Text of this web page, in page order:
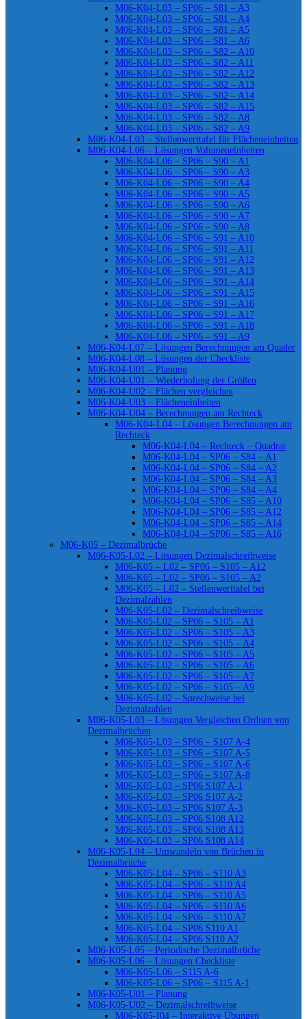
M06-K04-L03 – SP06 – S81 – A3
M06-K04-L03 – SP06 – S81 – A4
M06-K04-L03 – SP06 – S81 – A5
M06-K04-L03 – SP06 – S81 – A6
M06-K04-L03 – SP06 – S82 – A10
M06-K04-L03 – SP06 – S82 – A11
M06-K04-L03 – SP06 – S82 – A12
M06-K04-L03 – SP06 – S82 – A13
M06-K04-L03 – SP06 – S82 – A14
M06-K04-L03 – SP06 – S82 – A15
M06-K04-L03 – SP06 – S82 – A8
M06-K04-L03 – SP06 – S82 – A9
M06-K04-L03 – Stellenwerttafel für Flächeneinheiten
M06-K04-L06 – Lösungen Volumeneinheiten
M06-K04-L06 – SP06 – S90 – A1
M06-K04-L06 – SP06 – S90 – A3
M06-K04-L06 – SP06 – S90 – A4
M06-K04-L06 – SP06 – S90 – A5
M06-K04-L06 – SP06 – S90 – A6
M06-K04-L06 – SP06 – S90 – A7
M06-K04-L06 – SP06 – S90 – A8
M06-K04-L06 – SP06 – S91 – A10
M06-K04-L06 – SP06 – S91 – A11
M06-K04-L06 – SP06 – S91 – A12
M06-K04-L06 – SP06 – S91 – A13
M06-K04-L06 – SP06 – S91 – A14
M06-K04-L06 – SP06 – S91 – A15
M06-K04-L06 – SP06 – S91 – A16
M06-K04-L06 – SP06 – S91 – A17
M06-K04-L06 – SP06 – S91 – A18
M06-K04-L06 – SP06 – S91 – A9
M06-K04-L07 – Lösungen Berechnungen am Quader
M06-K04-L08 – Lösungen der Checkliste
M06-K04-U01 – Planung
M06-K04-U01 – Wiederholung der Größen
M06-K04-U02 – Flächen vergleichen
M06-K04-U03 – Flächeneinheiten
M06-K04-U04 – Berechnungen am Rechteck
M06-K04-L04 – Lösungen Berechnungen am
Rechteck
M06-K04-L04 – Rechteck – Quadrat
M06-K04-L04 – SP06 – S84 – A1
M06-K04-L04 – SP06 – S84 – A2
M06-K04-L04 – SP06 – S84 – A3
M06-K04-L04 – SP06 – S84 – A4
M06-K04-L04 – SP06 – S85 – A10
M06-K04-L04 – SP06 – S85 – A12
M06-K04-L04 – SP06 – S85 – A14
M06-K04-L04 – SP06 – S85 – A16
M06-K05 – Dezimalbrüche
M06-K05-L02 – Lösungen Dezimalschreibweise
M06-K05 – L02 – SP06 – S105 – A12
M06-K05 – L02 – SP06 – S105 – A2
M06-K05 – L02 – Stellenwerttafel bei
Dezimalzahlen
M06-K05-L02 – Dezimalschreibweise
M06-K05-L02 – SP06 – S105 – A1
M06-K05-L02 – SP06 – S105 – A3
M06-K05-L02 – SP06 – S105 – A4
M06-K05-L02 – SP06 – S105 – A5
M06-K05-L02 – SP06 – S105 – A6
M06-K05-L02 – SP06 – S105 – A7
M06-K05-L02 – SP06 – S105 – A9
M06-K05-L02 – Sprechweise bei
Dezimalzahlen
M06-K05-L03 – Lösungen Vergleichen Ordnen von
Dezimalbrüchen
M06-K05-L03 – SP06 – S107 A-4
M06-K05-L03 – SP06 – S107 A-5
M06-K05-L03 – SP06 – S107 A-6
M06-K05-L03 – SP06 – S107 A-8
M06-K05-L03 – SP06 S107 A-1
M06-K05-L03 – SP06 S107 A-2
M06-K05-L03 – SP06 S107 A-3
M06-K05-L03 – SP06 S108 A12
M06-K05-L03 – SP06 S108 A13
M06-K05-L03 – SP06 S108 A14
M06-K05-L04 – Umwandeln von Brüchen in
Dezimalbrüche
M06-K05-L04 – SP06 – S110 A3
M06-K05-L04 – SP06 – S110 A4
M06-K05-L04 – SP06 – S110 A5
M06-K05-L04 – SP06 – S110 A6
M06-K05-L04 – SP06 – S110 A7
M06-K05-L04 – SP06 S110 A1
M06-K05-L04 – SP06 S110 A2
M06-K05-L05 – Periodische Dezimalbrüche
M06-K05-L06 – Lösungen Checkliste
M06-K05-L06 – S115 A-6
M06-K05-L06 – SP06 – S115 A-1
M06-K05-U01 – Planung
M06-K05-U02 – Dezimalschreibweise
M06-K05-I04 – Interaktive Übungen